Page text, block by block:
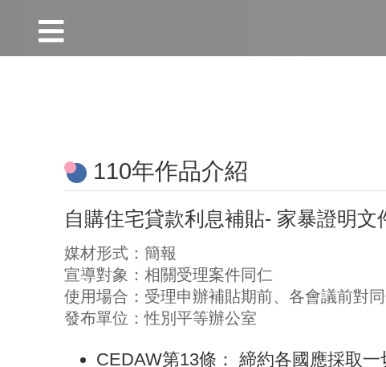
110年作品介紹
自購住宅貸款利息補貼- 家暴證明文
媒材形式：簡報
宣導對象：相關受理案件同仁
使用場合：受理申辦補貼期前、各會議前對
發布單位：性別平等辦公室
CEDAW第13條： 締約各國應採取